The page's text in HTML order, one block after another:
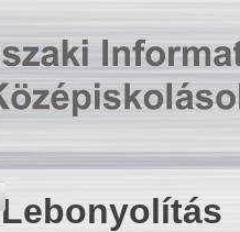
Lebonyolítás